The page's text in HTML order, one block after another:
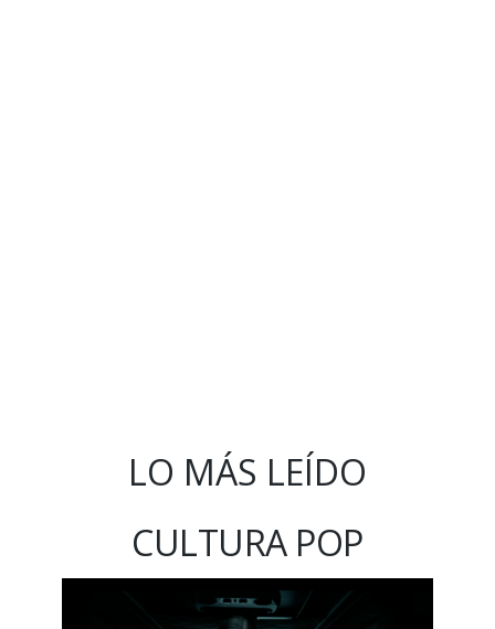
LO MÁS LEÍDO
CULTURA POP